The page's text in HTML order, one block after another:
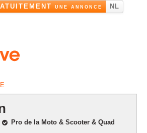
Aller au
contenu
principal
une annonce NL
Pro de la Moto & Scooter & Quad